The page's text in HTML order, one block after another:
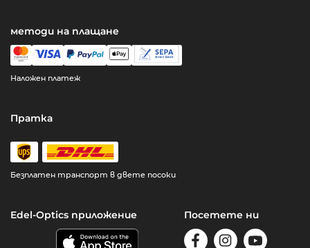
методи на плащане
Наложен платеж
Пратка
Безплатен транспорт в двете посоки
Edel-Optics приложение Посетете ни